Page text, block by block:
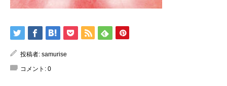
投稿者: samurise
コメント: 0